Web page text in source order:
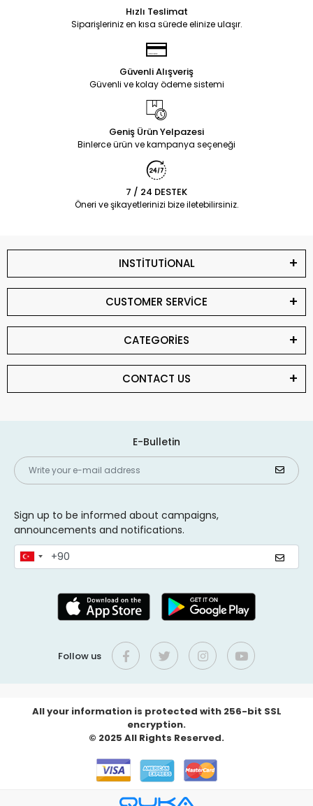
Hızlı Teslimat
Siparişleriniz en kısa sürede elinize ulaşır.
Güvenli Alışveriş
Güvenli ve kolay ödeme sistemi
Geniş Ürün Yelpazesi
Binlerce ürün ve kampanya seçeneği
7 / 24 DESTEK
Öneri ve şikayetlerinizi bize iletebilirsiniz.
INSTİTUTİONAL
CUSTOMER SERVİCE
CATEGORİES
CONTACT US
E-Bulletin
Sign up to be informed about campaigns,
announcements and notifications.
Follow us
All your information is protected with 256-bit SSL
encryption.
© 2025 All Rights Reserved.